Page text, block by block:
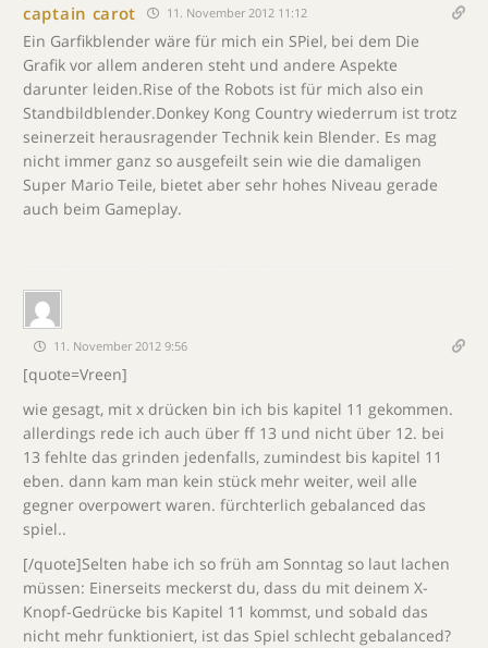
captain carot 11. November 2012 11:12
Ein Garfikblender wäre für mich ein SPiel, bei dem Die
Grafik vor allem anderen steht und andere Aspekte
darunter leiden.Rise of the Robots ist für mich also ein
Standbildblender.Donkey Kong Country wiederrum ist trotz
seinerzeit herausragender Technik kein Blender. Es mag
nicht immer ganz so ausgefeilt sein wie die damaligen
Super Mario Teile, bietet aber sehr hohes Niveau gerade
auch beim Gameplay.
11. November 2012 9:56
[quote=Vreen]
wie gesagt, mit x drücken bin ich bis kapitel 11 gekommen.
allerdings rede ich auch über ff 13 und nicht über 12. bei
13 fehlte das grinden jedenfalls, zumindest bis kapitel 11
eben. dann kam man kein stück mehr weiter, weil alle
gegner overpowert waren. fürchterlich gebalanced das
spiel..
[/quote]Selten habe ich so früh am Sonntag so laut lachen
müssen: Einerseits meckerst du, dass du mit deinem X-
Knopf-Gedrücke bis Kapitel 11 kommst, und sobald das
nicht mehr funktioniert, ist das Spiel schlecht gebalanced?